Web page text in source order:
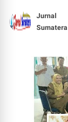
Jurnal
Sumatera